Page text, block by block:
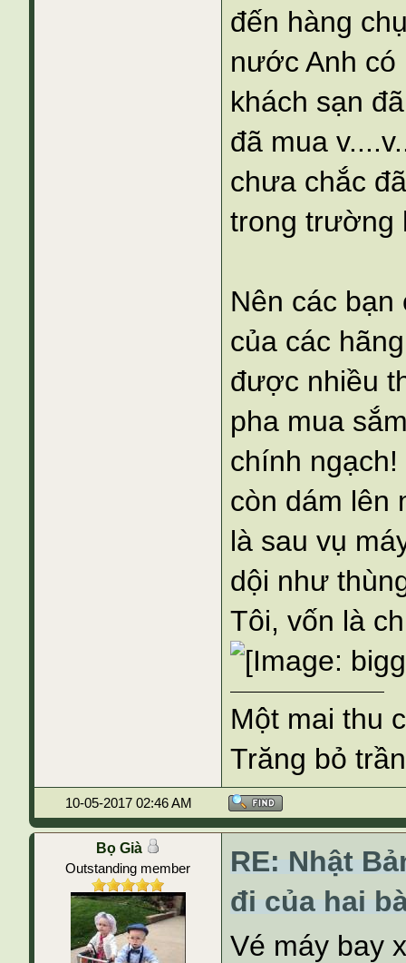
đến hàng
nước Anh có
khách sạn
đã mua
chưa chắc
trong trường
Nên các bạn
của các
được nhiều
pha mua
chính
còn dám lên
là sau vụ
dội như
Tôi, vốn là
Một mai thu
Trăng bỏ
10-05-2017 02:46 AM
Bọ Già
Outstanding member
RE: Nhật
đi của hai
Vé máy bay